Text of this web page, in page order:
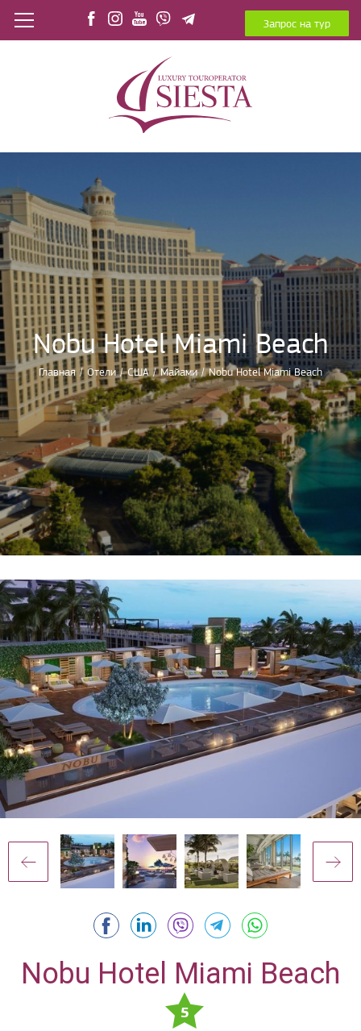
Запрос на тур
Nobu Hotel Miami Beach
Главная / Отели / США / Майами / Nobu Hotel Miami Beach
Nobu Hotel Miami Beach
5